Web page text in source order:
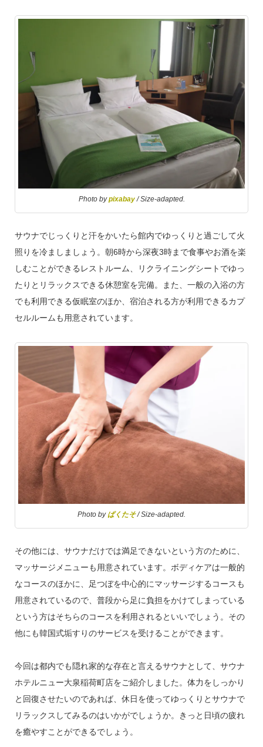
Photo bypixabay/ Size-adapted.
サウナでじっくりと汗をかいたら館内でゆっくりと過ごして火
照りを冷ましましょう。朝6時から深夜3時まで食事やお酒を楽
しむことができるレストルーム、リクライニングシートでゆっ
たりとリラックスできる休憩室を完備。また、一般の入浴の方
でも利用できる仮眠室のほか、宿泊される方が利用できるカプ
セルルームも用意されています。
Photo by ぱくたそ/ Size-adapted.
その他には、サウナだけでは満足できないという方のために、
マッサージメニューも用意されています。ボディケアは一般的
なコースのほかに、足つぼを中心的にマッサージするコースも
用意されているので、普段から足に負担をかけてしまっている
という方はそちらのコースを利用されるといいでしょう。その
他にも韓国式垢すりのサービスを受けることができます。
今回は都内でも隠れ家的な存在と言えるサウナとして、サウナ
ホテルニュー大泉稲荷町店をご紹介しました。体力をしっかり
と回復させたいのであれば、休日を使ってゆっくりとサウナで
リラックスしてみるのはいかがでしょうか。きっと日頃の疲れ
を癒やすことができるでしょう。